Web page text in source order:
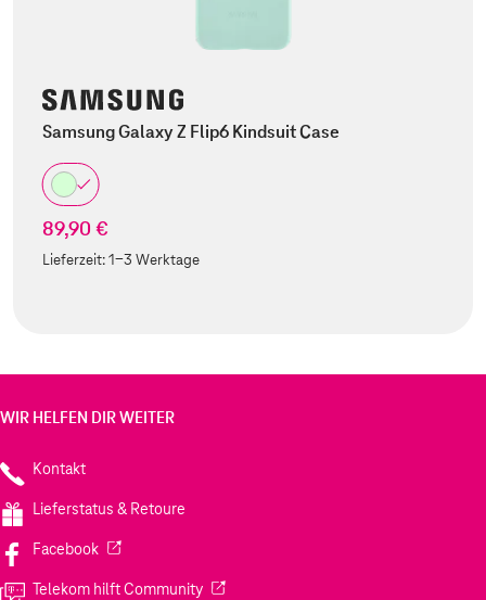
Samsung Galaxy Z Flip6 Kindsuit Case
89,90 €
Lieferzeit:1-3 Werktage
WIR HELFEN DIR WEITER
Kontakt
Lieferstatus & Retoure
Facebook(Wird in einem neuen Tab geöffnet)
Telekom hilft Community(Wird in einem neuen Tab geöffnet)